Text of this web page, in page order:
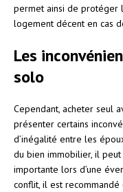
permet ainsi de protéger
logement décent en cas
Les
solo
Cependant, acheter seul
présenter certains
d’inégalité entre les
du bien immobilier, il
importante lors d’une
conflit, il est recommandé